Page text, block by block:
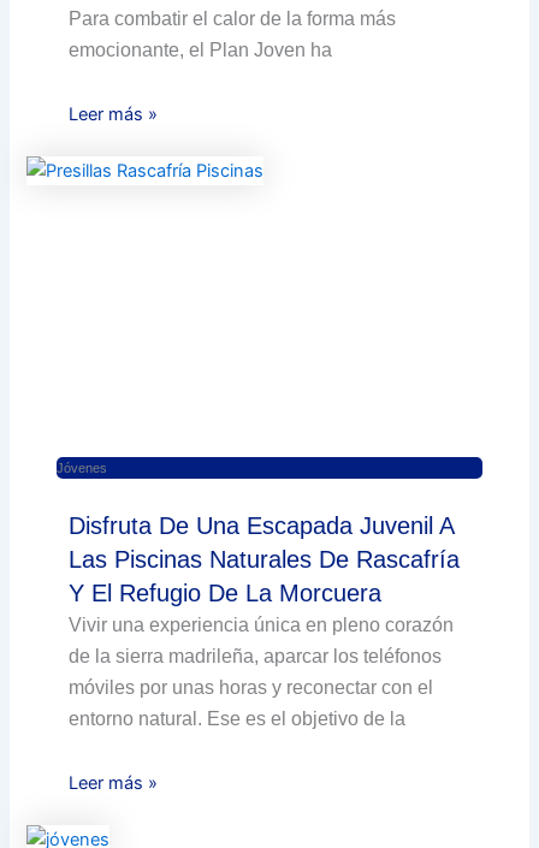
Para combatir el calor de la forma más
emocionante, el Plan Joven ha
Leer más »
Jóvenes
Disfruta De Una Escapada Juvenil A
Las Piscinas Naturales De Rascafría
Y El Refugio De La Morcuera
Vivir una experiencia única en pleno corazón
de la sierra madrileña, aparcar los teléfonos
móviles por unas horas y reconectar con el
entorno natural. Ese es el objetivo de la
Leer más »